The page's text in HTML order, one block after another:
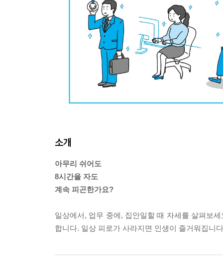
소개
아무리 쉬어도
8시간을 자도
계속 피곤한가요?
일상에서, 업무 중에, 집안일할 때 자세를 살펴보
합니다. 일상 피로가 사라지면 인생이 즐거워집니